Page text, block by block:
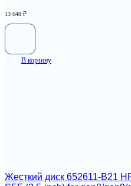
13 648 ₽
В корзину
Жесткий диск 652611-B21